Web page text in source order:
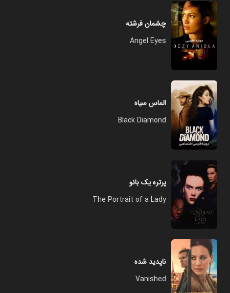
چشمان فرشته
Angel Eyes
الماس سیاه
Black Diamond
پرتره یک بانو
The Portrait of a Lady
ناپدید شده
Vanished